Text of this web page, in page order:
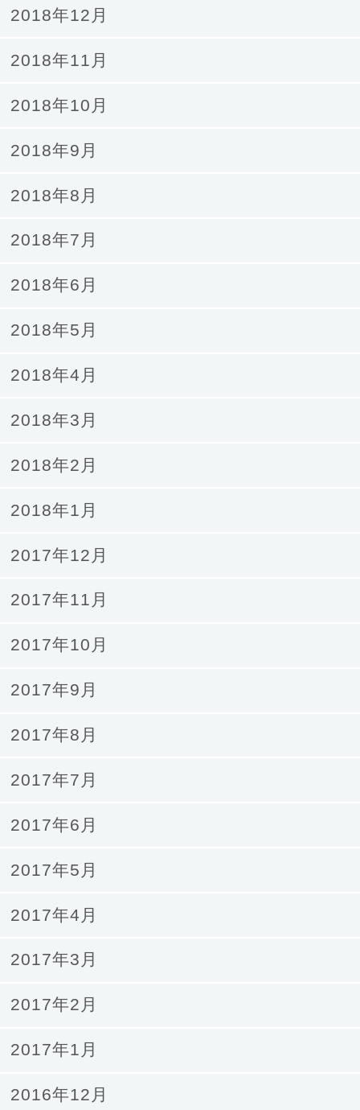
2018年12月
2018年11月
2018年10月
2018年9月
2018年8月
2018年7月
2018年6月
2018年5月
2018年4月
2018年3月
2018年2月
2018年1月
2017年12月
2017年11月
2017年10月
2017年9月
2017年8月
2017年7月
2017年6月
2017年5月
2017年4月
2017年3月
2017年2月
2017年1月
2016年12月